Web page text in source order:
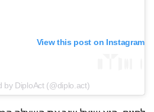
View this post on Instagram
by DiploAct (@diplo.act)